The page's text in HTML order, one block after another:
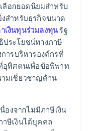
ลือกยอดนิยมสำหรับ
สำหรับธุรกิจขนาด
เงินทุนร่วมลงทุนรัฐ
ประโยชน์ทางภาษี
ารบริหารองค์กรที่
อุทิศตนเพื่อข้อพิพาท
มเชี่ยวชาญด้าน
องจากไม่มีภาษีเงิน
ษีเงินได้บุคคล